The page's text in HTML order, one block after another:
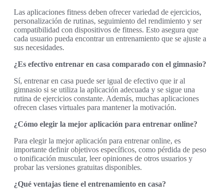
Las aplicaciones fitness deben ofrecer variedad de ejercicios,
personalización de rutinas, seguimiento del rendimiento y ser
compatibilidad con dispositivos de fitness. Esto asegura que
cada usuario pueda encontrar un entrenamiento que se ajuste a
sus necesidades.
¿Es efectivo entrenar en casa comparado con el gimnasio?
Sí, entrenar en casa puede ser igual de efectivo que ir al
gimnasio si se utiliza la aplicación adecuada y se sigue una
rutina de ejercicios constante. Además, muchas aplicaciones
ofrecen clases virtuales para mantener la motivación.
¿Cómo elegir la mejor aplicación para entrenar online?
Para elegir la mejor aplicación para entrenar online, es
importante definir objetivos específicos, como pérdida de peso
o tonificación muscular, leer opiniones de otros usuarios y
probar las versiones gratuitas disponibles.
¿Qué ventajas tiene el entrenamiento en casa?